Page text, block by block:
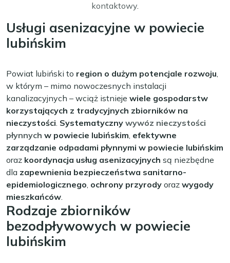
kontaktowy.
Usługi asenizacyjne w powiecie
lubińskim
Powiat lubiński to region o dużym potencjale rozwoju,
w którym – mimo nowoczesnych instalacji
kanalizacyjnych – wciąż istnieje wiele gospodarstw
korzystających z tradycyjnych zbiorników na
nieczystości. Systematyczny wywóz nieczystości
płynnych w powiecie lubińskim, efektywne
zarządzanie odpadami płynnymi w powiecie lubińskim
oraz koordynacja usług asenizacyjnych są niezbędne
dla zapewnienia bezpieczeństwa sanitarno-
epidemiologicznego, ochrony przyrody oraz wygody
mieszkańców.
Rodzaje zbiorników
bezodpływowych w powiecie
lubińskim